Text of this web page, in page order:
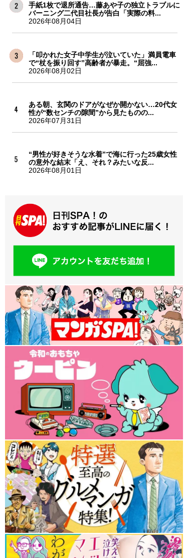
手紙1枚で退所通告…藤あや子の独立トラブルに
バーニング二代目社長が告白「実際の料...
2026年08月04日
「叩かれた女子中学生が泣いていた」満員電車
で“杖を振り回す”高齢者が暴走。“屈強...
2026年08月02日
ある朝、玄関のドアがなぜか開かない…20代女
性が“数センチの隙間”から見たものの...
2026年07月31日
“男性が好きそうな水着”で海に行った25歳女性
の意外な結末「え、それ？みたいな反...
2026年08月01日